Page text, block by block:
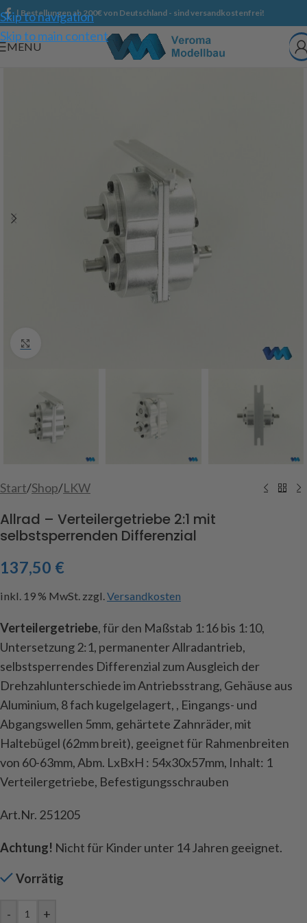
Skip to navigation
Skip to main content
| Bestellungen ab 200€ von Deutschland - sind versandkostenfrei!
MENU
Start/Shop/LKW
Allrad – Verteilergetriebe 2:1 mit
selbstsperrenden Differenzial
137,50 €
inkl. 19 % MwSt. zzgl.Versandkosten
Verteilergetriebe, für den Maßstab 1:16 bis 1:10,
Untersetzung 2:1, permanenter Allradantrieb,
selbstsperrendes Differenzial zum Ausgleich der
Drehzahlunterschiede im Antriebsstrang, Gehäuse aus
Aluminium, 8 fach kugelgelagert, , Eingangs- und
Abgangswellen 5mm, gehärtete Zahnräder, mit
Haltebügel (62mm breit), geeignet für Rahmenbreiten
von 60-63mm, Abm. LxBxH : 54x30x57mm, Inhalt: 1
Verteilergetriebe, Befestigungsschrauben
Art.Nr. 251205
Achtung! Nicht für Kinder unter 14 Jahren geeignet.
Vorrätig
- +